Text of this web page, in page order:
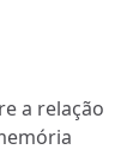
a relação